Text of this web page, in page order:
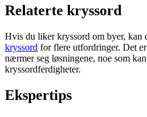
Relaterte kryssord
Hvis du liker kryssord om byer, kan
kryssord for flere utfordringer. Det
nærmer seg løsningene, noe som
kryssordferdigheter.
Ekspertips